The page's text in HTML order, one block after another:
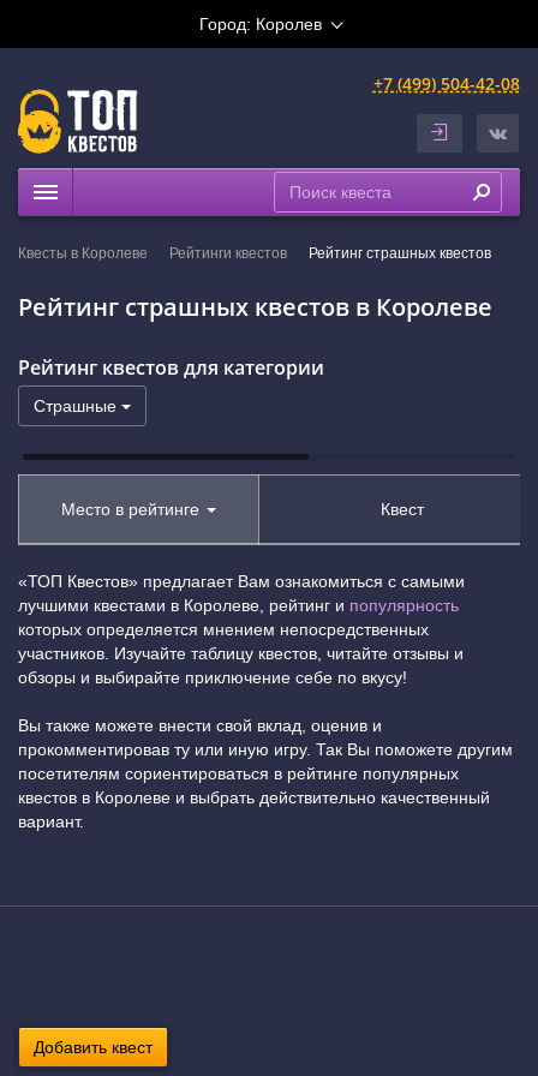
Город: Королев
+7 (499) 504-42-08
На карте
Квесты в Королеве Рейтинги квестов Рейтинг страшных квестов
Рейтинг страшных квестов в Королеве
Рейтинг квестов для категории
Страшные
Место в рейтинге Квест
«ТОП Квестов» предлагает Вам ознакомиться с самыми
лучшими квестами в Королеве, рейтинг и популярность
которых определяется мнением непосредственных
участников. Изучайте таблицу квестов, читайте отзывы и
обзоры и выбирайте приключение себе по вкусу!
Вы также можете внести свой вклад, оценив и
прокомментировав ту или иную игру. Так Вы поможете другим
посетителям сориентироваться в рейтинге популярных
квестов в Королеве и выбрать действительно качественный
вариант.
Добавить квест